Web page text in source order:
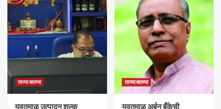
ताज्या बातम्या
यवतमाळ उत्पादन शुल्क
ताज्या बातम्या
​यवतमाळ अर्बन बँकेची